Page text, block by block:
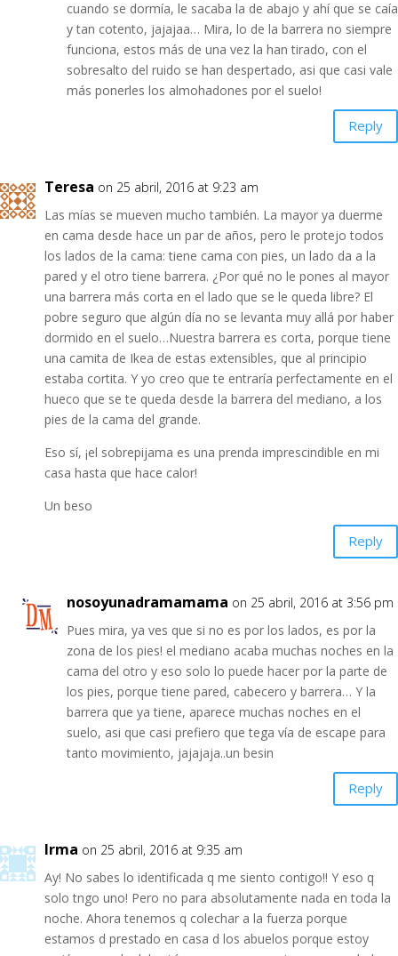
cuando se dormía, le sacaba la de abajo y ahí que se caía
y tan cotento, jajajaa… Mira, lo de la barrera no siempre
funciona, estos más de una vez la han tirado, con el
sobresalto del ruido se han despertado, asi que casi vale
más ponerles los almohadones por el suelo!
Reply
Teresa on 25 abril, 2016 at 9:23 am
Las mías se mueven mucho también. La mayor ya duerme
en cama desde hace un par de años, pero le protejo todos
los lados de la cama: tiene cama con pies, un lado da a la
pared y el otro tiene barrera. ¿Por qué no le pones al mayor
una barrera más corta en el lado que se le queda libre? El
pobre seguro que algún día no se levanta muy allá por haber
dormido en el suelo…Nuestra barrera es corta, porque tiene
una camita de Ikea de estas extensibles, que al principio
estaba cortita. Y yo creo que te entraría perfectamente en el
hueco que se te queda desde la barrera del mediano, a los
pies de la cama del grande.
Eso sí, ¡el sobrepijama es una prenda imprescindible en mi
casa hasta que hace calor!
Un beso
Reply
nosoyunadramamama on 25 abril, 2016 at 3:56 pm
Pues mira, ya ves que si no es por los lados, es por la
zona de los pies! el mediano acaba muchas noches en la
cama del otro y eso solo lo puede hacer por la parte de
los pies, porque tiene pared, cabecero y barrera… Y la
barrera que ya tiene, aparece muchas noches en el
suelo, asi que casi prefiero que tega vía de escape para
tanto movimiento, jajajaja..un besin
Reply
Irma on 25 abril, 2016 at 9:35 am
Ay! No sabes lo identificada q me siento contigo!! Y eso q
solo tngo uno! Pero no para absolutamente nada en toda la
noche. Ahora tenemos q colechar a la fuerza porque
estamos d prestado en casa d los abuelos porque estoy